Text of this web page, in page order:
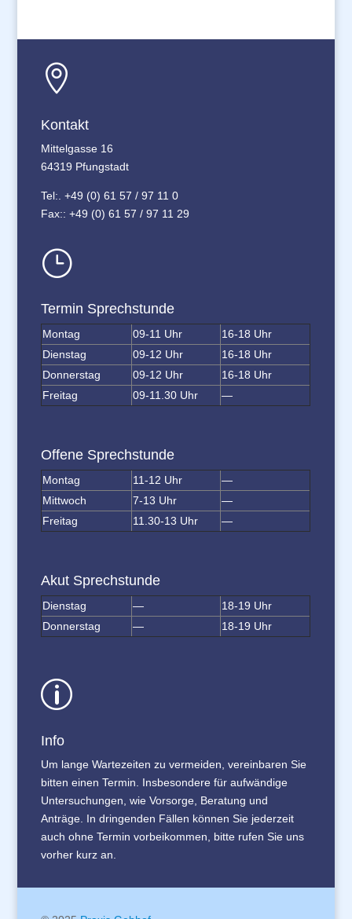

Kontakt
Mittelgasse 16
64319 Pfungstadt
Tel:. +49 (0) 61 57 / 97 11 0
Fax:: +49 (0) 61 57 / 97 11 29
}
Termin Sprechstunde
Montag 09-11 Uhr
16-18 Uhr
Dienstag
09-12 Uhr
16-18 Uhr
Donnerstag
09-12 Uhr
16-18 Uhr
Freitag
09-11.30 Uhr —
Offene Sprechstunde
Montag 11-12 Uhr
—
Mittwoch
7-13 Uhr
—
Freitag
11.30-13 Uhr —
Akut Sprechstunde
Dienstag —
18-19 Uhr
Donnerstag
— 18-19 Uhr
p
Info
Um lange Wartezeiten zu vermeiden, vereinbaren Sie
bitten einen Termin. Insbesondere für aufwändige
Untersuchungen, wie Vorsorge, Beratung und
Anträge. In dringenden Fällen können Sie jederzeit
auch ohne Termin vorbeikommen, bitte rufen Sie uns
vorher kurz an.